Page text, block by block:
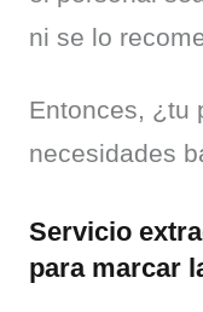
ni se lo
Entonces, ¿tu
necesidades
Servicio
para marcar